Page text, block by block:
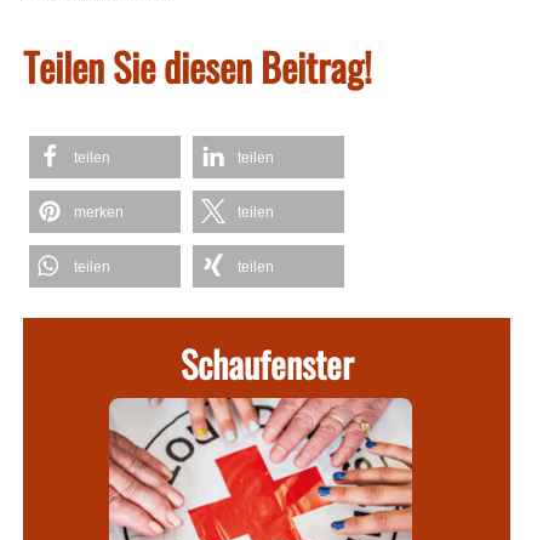
Teilen Sie diesen Beitrag!
teilen teilen
merken teilen
teilen teilen
Schaufenster